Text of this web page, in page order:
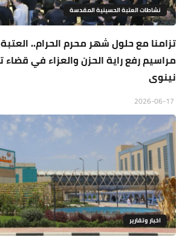
نشاطات العتبة الحسينية المقدسة
تزامنا مع حلول شهر محرم الحرام..
مراسيم رفع راية الحزن والعزاء في
نينوى
اخبار وتقارير